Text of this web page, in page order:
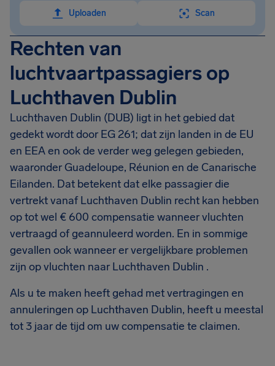
Uploaden
Scan
Rechten van
luchtvaartpassagiers op
Luchthaven Dublin
Luchthaven Dublin (DUB) ligt in het gebied dat
gedekt wordt door EG 261; dat zijn landen in de EU
en EEA en ook de verder weg gelegen gebieden,
waaronder Guadeloupe, Réunion en de Canarische
Eilanden. Dat betekent dat elke passagier die
vertrekt vanaf Luchthaven Dublin recht kan hebben
op tot wel € 600 compensatie wanneer vluchten
vertraagd of geannuleerd worden. En in sommige
gevallen ook wanneer er vergelijkbare problemen
zijn op vluchten naar Luchthaven Dublin .
Als u te maken heeft gehad met vertragingen en
annuleringen op Luchthaven Dublin, heeft u meestal
tot 3 jaar de tijd om uw compensatie te claimen.